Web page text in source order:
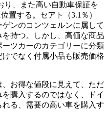
り、また高い自動車保証を
置する。セアト（3.1％）
ンのコンツェルンに属して
持つ。しかし、高価な商品
ツカーのカテゴリーに分類
でなく付属小品も販売価格
お得な値段に見えて、ただ
購入するのではなく、ドイ
る、需要の高い車を購入す